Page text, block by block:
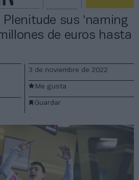
sus ‘naming
de euros hasta
3 de noviembre de 2022
Guardar
Me gusta